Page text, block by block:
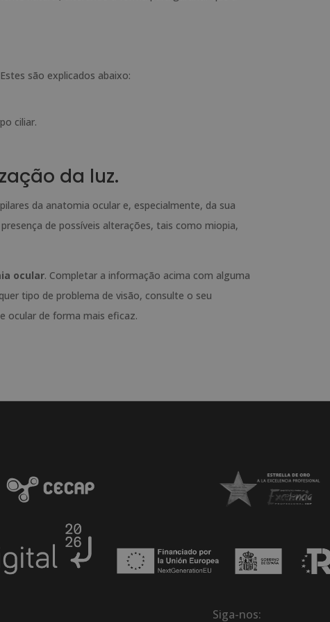
são explicados abaixo:
ciliar.
da luz.
da anatomia ocular e, especialmente, da sua
de possíveis alterações, tais como miopia,
ocular. Completar a informação acima com alguma
tipo de problema de visão, consulte o seu
ocular de forma mais eficaz.
Siga-nos: